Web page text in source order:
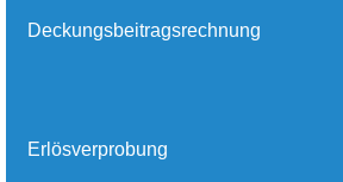
Deckungsbeitragsrechnung
Erlösverprobung